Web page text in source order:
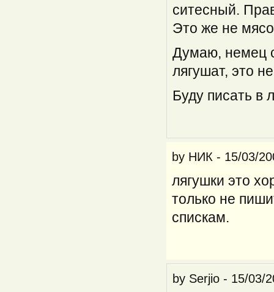
ситесный.
Это же не
Думаю, немец
лягушат, это
Буду писать в
by НИК - 15/03/
лягушки это
только не
спискам.
by Serjio - 15/03/